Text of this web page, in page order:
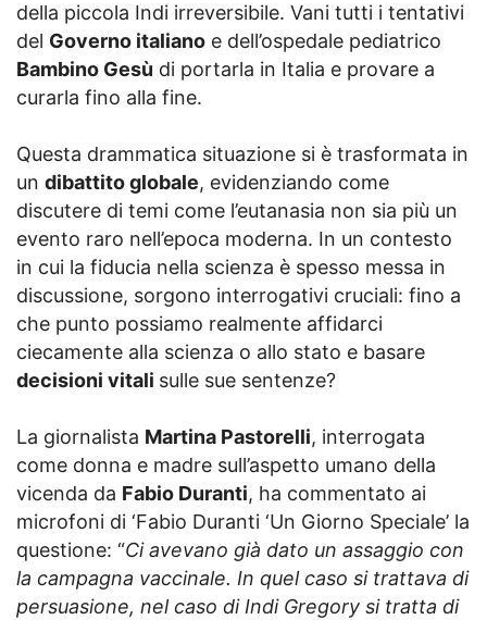
della piccola Indi irreversibile. Vani tutti i tentativi
del Governo italiano e dell’ospedale pediatrico
Bambino Gesù di portarla in Italia e provare a
curarla fino alla fine.
Questa drammatica situazione si è trasformata in
un dibattito globale, evidenziando come
discutere di temi come l’eutanasia non sia più un
evento raro nell’epoca moderna. In un contesto
in cui la fiducia nella scienza è spesso messa in
discussione, sorgono interrogativi cruciali: fino a
che punto possiamo realmente affidarci
ciecamente alla scienza o allo stato e basare
decisioni vitali sulle sue sentenze?
La giornalista Martina Pastorelli, interrogata
come donna e madre sull’aspetto umano della
vicenda da Fabio Duranti, ha commentato ai
microfoni di ‘Fabio Duranti ‘Un Giorno Speciale’ la
questione: “Ci avevano già dato un assaggio con
la campagna vaccinale. In quel caso si trattava di
persuasione, nel caso di Indi Gregory si tratta di